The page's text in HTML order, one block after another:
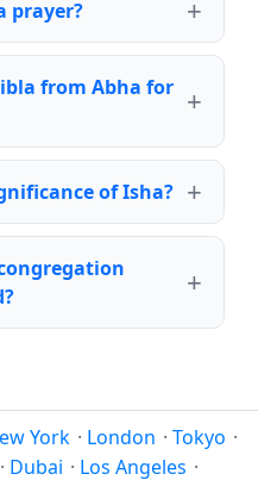
prayer?
from Abha for
of Isha?
York · London · Tokyo ·
· Dubai · Los Angeles ·